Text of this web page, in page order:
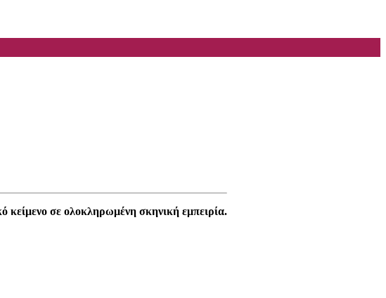
κείμενο σε ολοκληρωμένη σκηνική εμπειρία.